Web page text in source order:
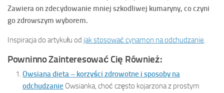
Zawiera on zdecydowanie mniej szkodliwej kumaryny, co czyni
go zdrowszym wyborem.
Inspiracja do artykułu od jak stosować cynamon na odchudzanie.
Powninno Zainteresować Cię Również:
Owsiana dieta – korzyści zdrowotne i sposoby na
odchudzanie Owsianka, choć często kojarzona z prostym